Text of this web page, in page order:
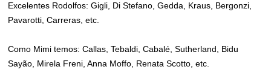
Excelentes Rodolfos: Gigli, Di Stefano, Gedda, Kraus, Bergonzi,
Pavarotti, Carreras, etc.
Como Mimi temos: Callas, Tebaldi, Cabalé, Sutherland, Bidu
Sayão, Mirela Freni, Anna Moffo, Renata Scotto, etc.